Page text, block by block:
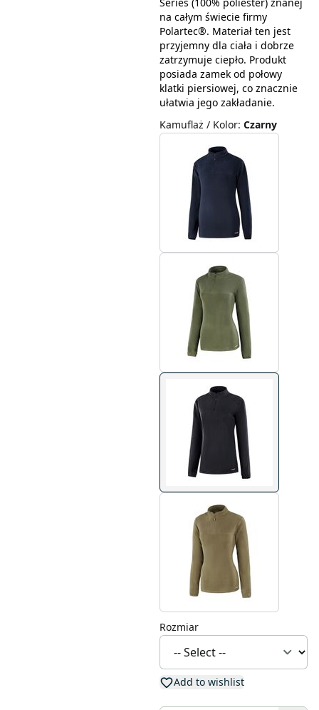
na całym świecie firmy
Polartec®. Materiał ten jest
przyjemny dla ciała i dobrze
zatrzymuje ciepło. Produkt
posiada zamek od połowy
klatki piersiowej, co znacznie
ułatwia jego zakładanie.
Kamuflaż / Kolor: Czarny
Rozmiar
Add to wishlist